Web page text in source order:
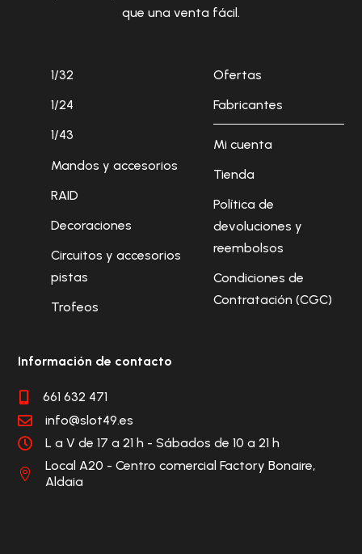
que una venta fácil.
1/32
1/24
1/43
Mandos y accesorios
RAID
Decoraciones
Circuitos y accesorios
pistas
Trofeos
Ofertas
Fabricantes
Mi cuenta
Tienda
Política de
devoluciones y
reembolsos
Condiciones de
Contratación (CGC)
Información de contacto
 661 632 471
 info@slot49.es
 L a V de 17 a 21 h - Sábados de 10 a 21 h

Local A20 - Centro comercial Factory Bonaire,
Aldaia